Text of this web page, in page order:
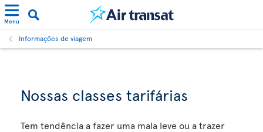
Menu
Informações de viagem
Nossas classes tarifárias
Tem tendência a fazer uma mala leve ou a trazer